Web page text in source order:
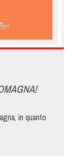
in quanto